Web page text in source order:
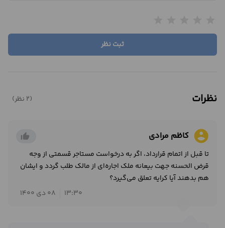
ثبت نظر
نظرات (2 نظر)
account_circle کاظم مرادی thumb_up_alt
تا قبل از اتمام قرارداد، اگر به درخواست مستاجر قسمتی از وجه
قرض الحسنه جهت بیعانه ملک اجاره‌‌ای از مالک طلب گردد و ایشان
هم بدهند آیا کرایه تعلق می‌گیرد؟
13:30
08 دی 1400